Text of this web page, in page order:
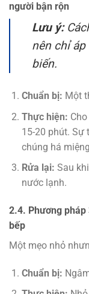
người bận rộn
Lưu ý:
nên chỉ
biến.
Chuẩn bị: Một
Thực hiện:
15-20 phút. Sự
chúng há
Rửa lại: Sau
nước lạnh.
2.4. Phương pháp
bếp
Một mẹo nhỏ
Chuẩn bị: